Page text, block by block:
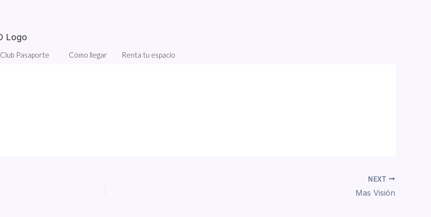
Club Pasaporte Cómo llegar Renta tu espacio
NEXT
Mas Visión